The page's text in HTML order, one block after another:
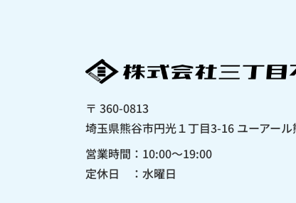
〒 360-0813
埼玉県熊谷市円光１丁目3-16 ユーアー
営業時間：10:00〜19:00
定休日 ：水曜日